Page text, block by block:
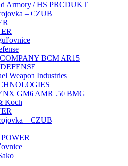
Armory / HS PRODUKT
– CZUB
BCM AR15
Weapon Industries
GM6 AMR .50 BMG
Koch
– CZUB